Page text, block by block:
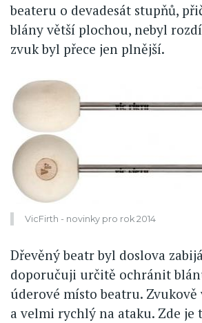
beateru o devadesát stupňů,
blány větší plochou, nebyl
zvuk byl přece jen plnější.
VicFirth - novinky pro rok 2014
Dřevěný beatr byl doslova
doporučuji určitě ochránit
úderové místo beatru.
a velmi rychlý na ataku. Zde je